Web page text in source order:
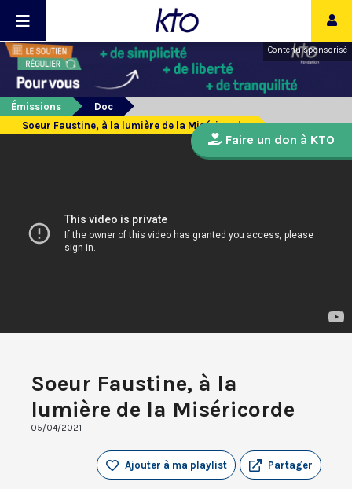
Contenu sponsorisé
Émissions
Doc
Soeur Faustine, à la lumière de la Miséricorde
Soeur Faustine, à la
lumière de la Miséricorde
05/04/2021
Partager
Ajouter à ma playlist
Faire un don à KTO